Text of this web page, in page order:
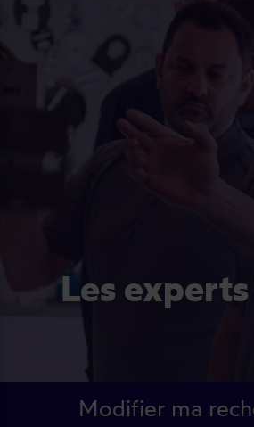
Les experts du volet
Modifier ma